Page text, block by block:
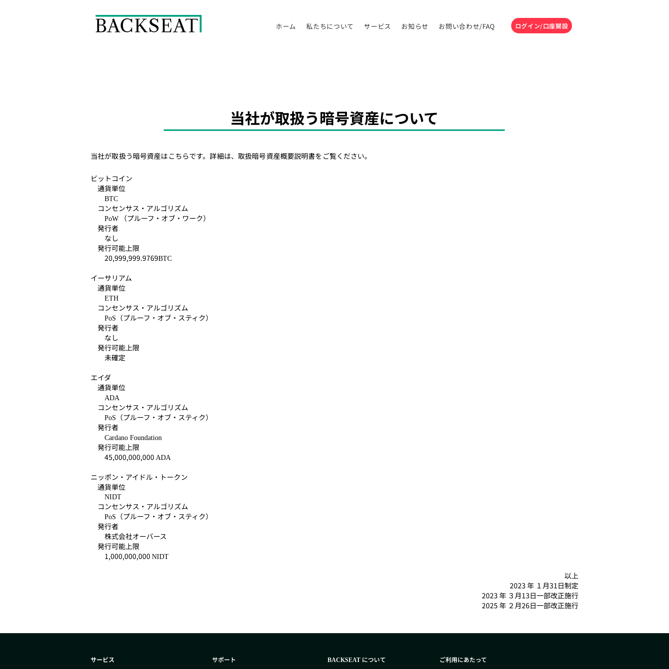
ホーム 私たちについて サービス お知らせ お問い合わせ/FAQ ログイン/口座開設
当社が取扱う暗号資産について
当社が取扱う暗号資産はこちらです。詳細は、取扱暗号資産概要説明書をご覧ください。
ビットコイン
通貨単位
BTC
コンセンサス・アルゴリズム
PoW
（プルーフ・オブ・ワーク）
発行者
なし
発行可能上限
20,999,999.9769BTC
イーサリアム
通貨単位
ETH
コンセンサス・アルゴリズム
PoS
（プルーフ・オブ・スティク）
発行者
なし
発行可能上限
未確定
エイダ
通貨単位
ADA
コンセンサス・アルゴリズム
PoS
（プルーフ・オブ・スティク）
発行者
Cardano Foundation
発行可能上限
45,000,000,000 ADA
ニッポン・アイドル・トークン
通貨単位
NIDT
コンセンサス・アルゴリズム
PoS
（プルーフ・オブ・スティク）
発行者
株式会社オーバース
発行可能上限
1,000,000,000 NIDT
以上
2023 年 １月31日制定
2023 年 ３月13日一部改正施行
2025 年 ２月26日一部改正施行
サービス サポート BACKSEAT について ご利用にあたって